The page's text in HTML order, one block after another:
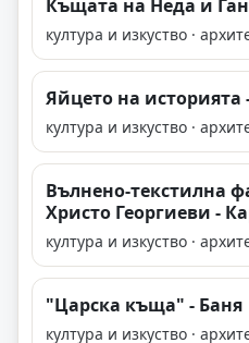
Къщата на Неда и
култура и изкуство ·
Яйцето на историята
култура и изкуство ·
Вълнено-текстилна
Христо Георгиеви -
култура и изкуство ·
"Царска къща" - Баня
култура и изкуство ·